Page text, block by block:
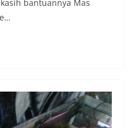
bantuannya Mas